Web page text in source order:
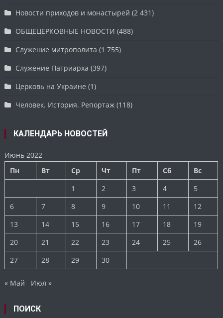
Новости приходов и монастырей (2 431)
ОБЩЕЦЕРКОВНЫЕ НОВОСТИ (488)
Служение митрополита (1 755)
Служение Патриарха (397)
Церковь на Украине (1)
Человек. История. Репортаж (118)
КАЛЕНДАРЬ НОВОСТЕЙ
Июнь 2022
Пн
Вт Ср Чт Пт Сб
Вс
1
2 3 4
5
6
7 8 9 10 11
12
13
14 15 16 17 18
19
20
21 22 23 24 25
26
27
28 29 30
« Май Июл »
ПОИСК